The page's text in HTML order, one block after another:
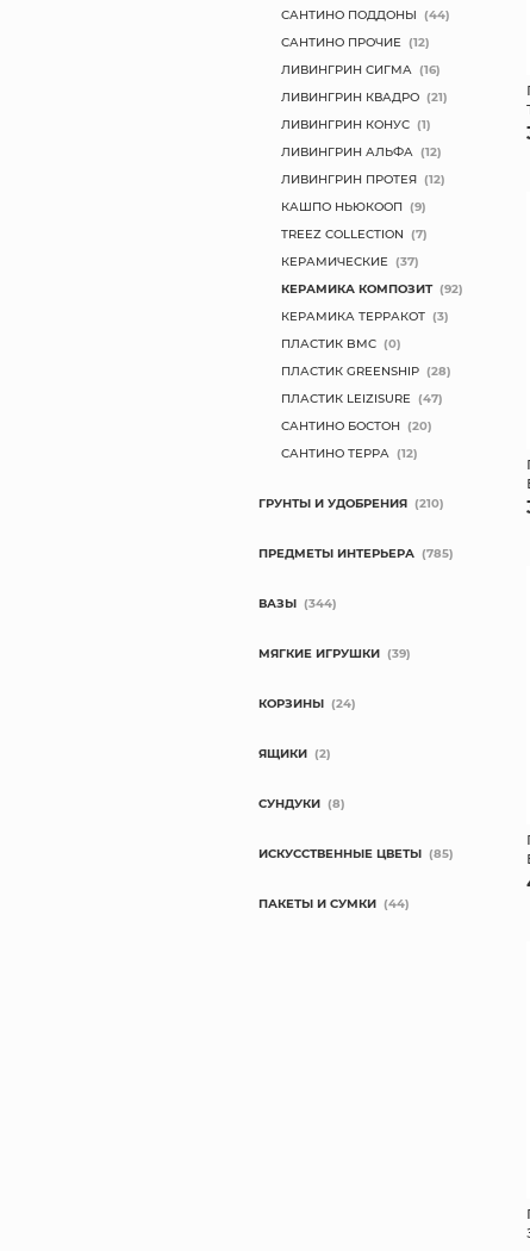
САНТИНО ПОДДОНЫ (44)
САНТИНО ПРОЧИЕ (12)
ЛИВИНГРИН СИГМА (16)
ЛИВИНГРИН КВАДРО (21)
ЛИВИНГРИН КОНУС (1)
ЛИВИНГРИН АЛЬФА (12)
ЛИВИНГРИН ПРОТЕЯ (12)
КАШПО НЬЮКООП (9)
TREEZ COLLECTION (7)
КЕРАМИЧЕСКИЕ (37)
КЕРАМИКА КОМПОЗИТ (92)
КЕРАМИКА ТЕРРАКОТ (3)
ПЛАСТИК BMC (0)
ПЛАСТИК GREENSHIP (28)
ПЛАСТИК LEIZISURE (47)
САНТИНО БОСТОН (20)
САНТИНО ТЕРРА (12)
ГРУНТЫ И УДОБРЕНИЯ (210)
ПРЕДМЕТЫ ИНТЕРЬЕРА (785)
ВАЗЫ (344)
МЯГКИЕ ИГРУШКИ (39)
КОРЗИНЫ (24)
ЯЩИКИ (2)
СУНДУКИ (8)
ИСКУССТВЕННЫЕ ЦВЕТЫ (85)
ПАКЕТЫ И СУМКИ (44)